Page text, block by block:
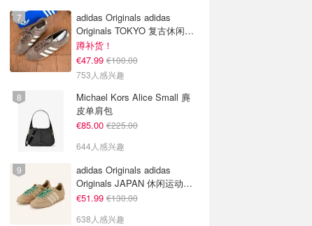
adidas Originals adidas
Originals TOKYO 复古休闲鞋
深棕色
蹲补货！
€47.99 €100.00
753人感兴趣
Michael Kors Alice Small 麂
皮单肩包
€85.00 €225.00
644人感兴趣
adidas Originals adidas
Originals JAPAN 休闲运动鞋
米色
€51.99 €130.00
638人感兴趣